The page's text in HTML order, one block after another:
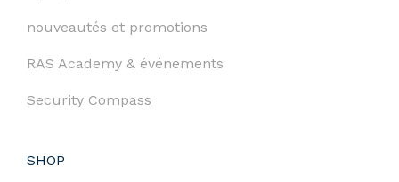
nouveautés et promotions
RAS Academy & événements
Security Compass
SHOP